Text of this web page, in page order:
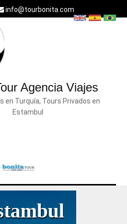
info@tourbonita.com
Agencia Viajes
en Turquía, Tours Privados en
Estambul